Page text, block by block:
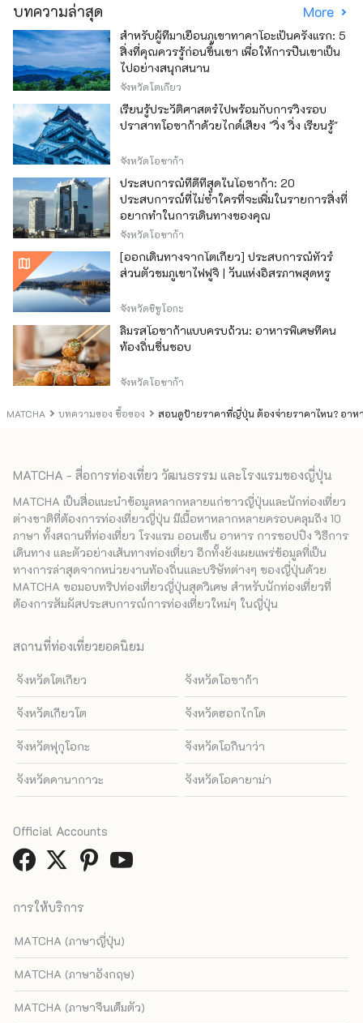
MATCHA บทความของ ซื้อของ สอนดูป้ายราคาที่ญี่ปุ่น ต้องจ่ายราคาไหน? อาห
บทความล่าสุด More
สำหรับผู้ที่มาเยือนภูเขาทาคาโอะเป็นครั้งแรก: 5
สิ่งที่คุณควรรู้ก่อนขึ้นเขา เพื่อให้การปีนเขาเป็น
ไปอย่างสนุกสนาน
จังหวัดโตเกียว
เรียนรู้ประวัติศาสตร์ไปพร้อมกับการวิ่งรอบ
ปราสาทโอซาก้าด้วยไกด์เสียง "วิ่ง วิ่ง เรียนรู้"
จังหวัดโอซาก้า
ประสบการณ์ที่ดีที่สุดในโอซาก้า: 20
ประสบการณ์ที่ไม่ซ้ำใครที่จะเพิ่มในรายการสิ่งที่
อยากทำในการเดินทางของคุณ
จังหวัดโอซาก้า
[ออกเดินทางจากโตเกียว] ประสบการณ์ทัวร์
ส่วนตัวชมภูเขาไฟฟูจิ | วันแห่งอิสรภาพสุดหรู
จังหวัดชิซูโอกะ
ลิ้มรสโอซาก้าแบบครบถ้วน: อาหารพิเศษที่คน
ท้องถิ่นชื่นชอบ
จังหวัดโอซาก้า
MATCHA - สื่อการท่องเที่ยว วัฒนธรรม และโรงแรมของญี่ปุ่น
MATCHA เป็นสื่อแนะนำข้อมูลหลากหลายแก่ชาวญี่ปุ่นและนักท่องเที่ยว
ต่างชาติที่ต้องการท่องเที่ยวญี่ปุ่น มีเนื้อหาหลากหลายครอบคลุมถึง 10
ภาษา ทั้งสถานที่ท่องเที่ยว โรงแรม ออนเซ็น อาหาร การชอปปิง วิธีการ
เดินทาง และตัวอย่างเส้นทางท่องเที่ยว อีกทั้งยังเผยแพร่ข้อมูลที่เป็น
ทางการล่าสุดจากหน่วยงานท้องถิ่นและบริษัทต่างๆ ของญี่ปุ่นด้วย
MATCHA ขอมอบทริปท่องเที่ยวญี่ปุ่นสุดวิเศษ สำหรับนักท่องเที่ยวที่
ต้องการสัมผัสประสบการณ์การท่องเที่ยวใหม่ๆ ในญี่ปุ่น
สถานที่ท่องเที่ยวยอดนิยม
จังหวัดโตเกียว จังหวัดโอซาก้า
จังหวัดเกียวโต จังหวัดฮอกไกโด
จังหวัดฟุกุโอกะ จังหวัดโอกินาว่า
จังหวัดคานากาวะ จังหวัดโอคายาม่า
การให้บริการ
MATCHA (ภาษาญี่ปุ่น)
MATCHA (ภาษาอังกฤษ)
MATCHA (ภาษาจีนเต็มตัว)
Official Accounts